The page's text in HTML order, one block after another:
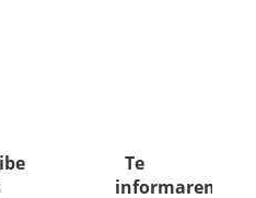
Te
informaremos